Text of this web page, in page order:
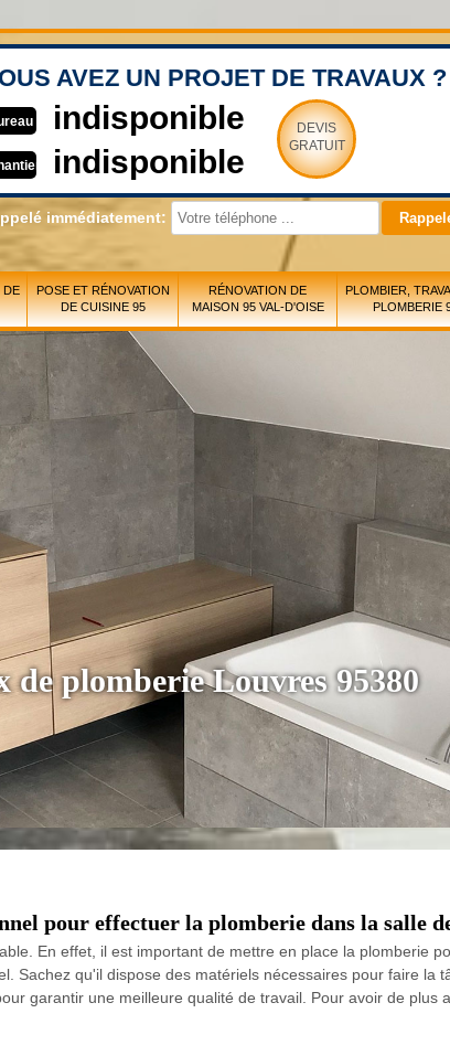
AVEZ UN PROJET DE TRAVAUX ?
indisponible
indisponible
DEVIS
GRATUIT
immédiatement:
DE
POSE ET RÉNOVATION
DE CUISINE 95
RÉNOVATION DE
MAISON 95 VAL-D'OISE
PLOMBIER,
PLOMBERIE
plomberie Louvres 95380
pour effectuer la plomberie dans la salle
En effet, il est important de mettre en place la plomberie
Sachez qu'il dispose des matériels nécessaires pour faire la
garantir une meilleure qualité de travail. Pour avoir de plus